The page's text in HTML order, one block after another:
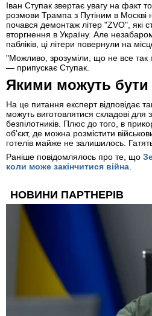
Іван Ступак звертає увагу на факт
розмови Трампа з Путіним в
почався демонтаж літер "ZVO", які
вторгнення в Україну. Але
пабліків, ці літери повернули на
"Можливо, зрозуміли, що не все так
— припускає Ступак.
Якими можуть бути
На це питання експерт відповідає
можуть виготовлятися складові для
безпілотників. Плюс до того, в
об'єкт, де можна розмістити
готелів майже не залишилось.
Раніше повідомлялось про те, що
коли може закінчитися війна